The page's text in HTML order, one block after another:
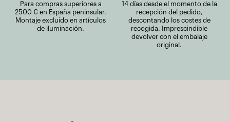
Para compras superiores a
2500 € en España peninsular.
Montaje excluido en artículos
de iluminación.
14 días desde el momento de la
recepción del pedido,
descontando los costes de
recogida. Imprescindible
devolver con el embalaje
original.